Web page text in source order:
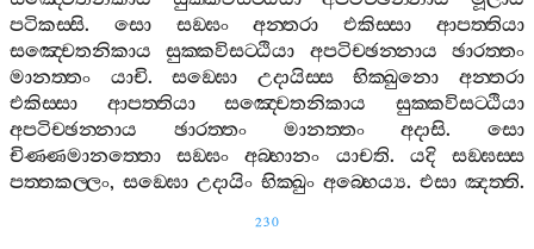
පටිකස‍්සි. සො සඞ‍්ඝං අන‍්තරා එකිස‍්සා
ආපත‍්තියා
සඤ‍්චෙතනිකාය
සුක‍්කවිසට‍්ඨියා අපටිච‍්ඡන‍්නාය
ඡාරත‍්තං
මානත‍්තං
යාචි.සඞ‍්ඝො උදායිස‍්ස භික‍්ඛුනො
අන‍්තරා
එකිස‍්සා
ආපත‍්තියා සඤ‍්චෙතනිකාය
සුක‍්කවිසට‍්ඨියා
අපටිච‍්ඡන‍්නාය
ඡාරත‍්තං මානත‍්තං අදාසි. සො
චිණ‍්ණමානත‍්තො
සඞ‍්ඝං අබ‍්භානං යාචති. යදි
සඞ‍්ඝස‍්ස
පත‍්තකල‍්ලං, සඞ‍්ඝො උදායිං භික‍්ඛුං අබ‍්භෙය්‍ය. එසා ඤත‍්ති.
230